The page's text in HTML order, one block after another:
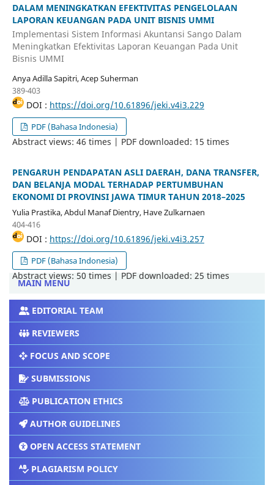
DALAM MENINGKATKAN EFEKTIVITAS PENGELOLAAN
LAPORAN KEUANGAN PADA UNIT BISNIS UMMI
Implementasi Sistem Informasi Akuntansi Sango Dalam
Meningkatkan Efektivitas Laporan Keuangan Pada Unit
Bisnis UMMI
Anya Adilla Sapitri, Acep Suherman
389-403
DOI : https://doi.org/10.61896/jeki.v4i3.229
PDF (Bahasa Indonesia)
Abstract views: 46 times | PDF downloaded: 15 times
PENGARUH PENDAPATAN ASLI DAERAH, DANA TRANSFER,
DAN BELANJA MODAL TERHADAP PERTUMBUHAN
EKONOMI DI PROVINSI JAWA TIMUR TAHUN 2018–2025
Yulia Prastika, Abdul Manaf Dientry, Have Zulkarnaen
404-416
DOI : https://doi.org/10.61896/jeki.v4i3.257
PDF (Bahasa Indonesia)
Abstract views: 50 times | PDF downloaded: 25 times
MAIN MENU
EDITORIAL TEAM
REVIEWERS
FOCUS AND SCOPE
SUBMISSIONS
PUBLICATION ETHICS
AUTHOR GUIDELINES
OPEN ACCESS STATEMENT
PLAGIARISM POLICY